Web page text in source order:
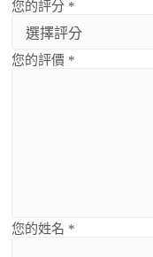
您的評分 *
您的評價 *
您的姓名 *